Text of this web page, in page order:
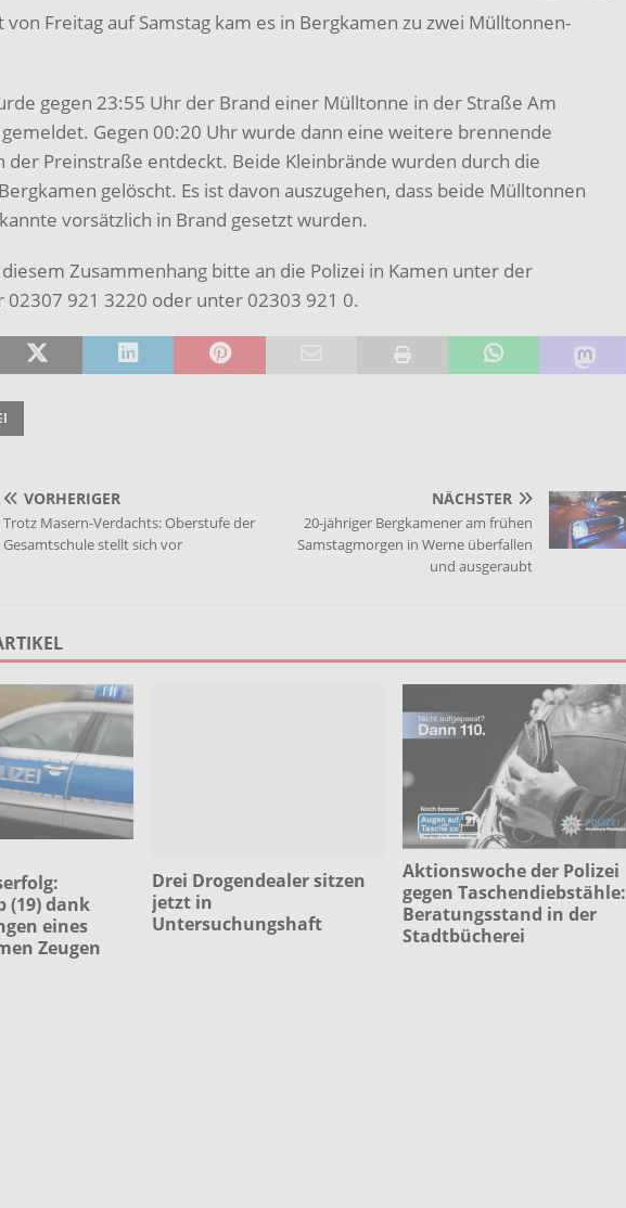
von Freitag auf Samstag kam es in Bergkamen zu zwei Mülltonnen-
gegen 23:55 Uhr der Brand einer Mülltonne in der Straße Am
Gegen 00:20 Uhr wurde dann eine weitere brennende
der Preinstraße entdeckt. Beide Kleinbrände wurden durch die
gelöscht. Es ist davon auszugehen, dass beide Mülltonnen
vorsätzlich in Brand gesetzt wurden.
Zusammenhang bitte an die Polizei in Kamen unter der
02307 921 3220 oder unter 02303 921 0.
VORHERIGER
Trotz Masern-Verdachts: Oberstufe der
Gesamtschule stellt sich vor
NÄCHSTER
20-jähriger Bergkamener am frühen
Samstagmorgen in Werne überfallen
und ausgeraubt
(19) dank
eines
Zeugen
Drei Drogendealer sitzen
jetzt in
Untersuchungshaft
Aktionswoche der Polizei
gegen Taschendiebstähle:
Beratungsstand in der
Stadtbücherei